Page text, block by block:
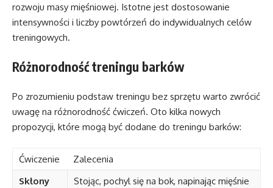
rozwoju masy mięśniowej. Istotne jest dostosowanie
intensywności i liczby powtórzeń do indywidualnych celów
treningowych.
Różnorodność treningu barków
Po zrozumieniu podstaw treningu bez sprzętu warto zwrócić
uwagę na różnorodność ćwiczeń. Oto kilka nowych
propozycji, które mogą być dodane do treningu barków:
Ćwiczenie
Zalecenia
Skłony
Stojąc, pochyl się na bok, napinając mięśnie